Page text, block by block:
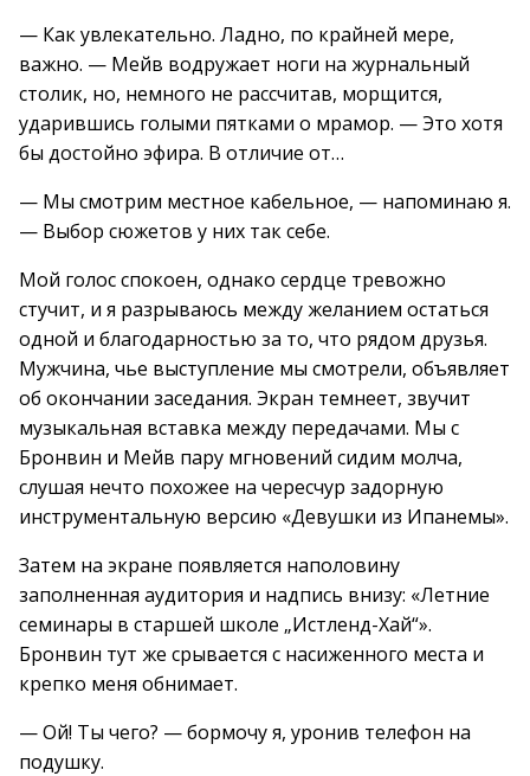
— Как увлекательно. Ладно, по крайней мере,
важно. — Мейв водружает ноги на журнальный
столик, но, немного не рассчитав, морщится,
ударившись голыми пятками о мрамор. — Это хотя
бы достойно эфира. В отличие от…
— Мы смотрим местное кабельное, — напоминаю я.
— Выбор сюжетов у них так себе.
Мой голос спокоен, однако сердце тревожно
стучит, и я разрываюсь между желанием остаться
одной и благодарностью за то, что рядом друзья.
Мужчина, чье выступление мы смотрели, объявляет
об окончании заседания. Экран темнеет, звучит
музыкальная вставка между передачами. Мы с
Бронвин и Мейв пару мгновений сидим молча,
слушая нечто похожее на чересчур задорную
инструментальную версию «Девушки из Ипанемы».
Затем на экране появляется наполовину
заполненная аудитория и надпись внизу: «Летние
семинары в старшей школе „Истленд-Хай“».
Бронвин тут же срывается с насиженного места и
крепко меня обнимает.
— Ой! Ты чего? — бормочу я, уронив телефон на
подушку.